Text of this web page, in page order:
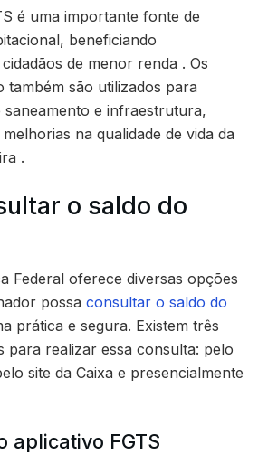
é uma importante fonte de
beneficiando
de menor renda . Os
são utilizados para
e infraestrutura,
na qualidade de vida da
.
o saldo do
Federal oferece diversas opções
possa consultar o saldo do
prática e segura. Existem três
para realizar essa consulta: pelo
site da Caixa e presencialmente
aplicativo FGTS